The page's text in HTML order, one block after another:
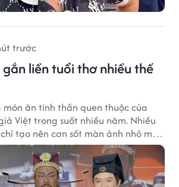
trước
gắn liền tuổi thơ nhiều thế
món ăn tinh thần quen thuộc của
Việt trong suốt nhiều năm. Nhiều
tạo nên cơn sốt màn ảnh nhỏ mà
khó quên của cả một thế hệ.